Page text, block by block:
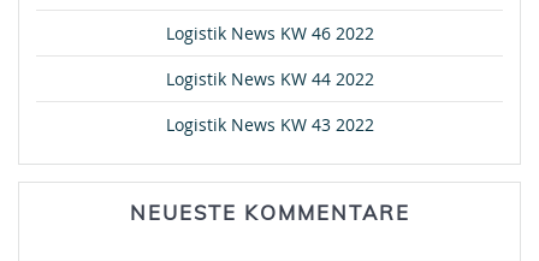
Logistik News KW 46 2022
Logistik News KW 44 2022
Logistik News KW 43 2022
NEUESTE KOMMENTARE